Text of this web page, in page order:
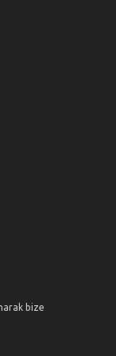
bize